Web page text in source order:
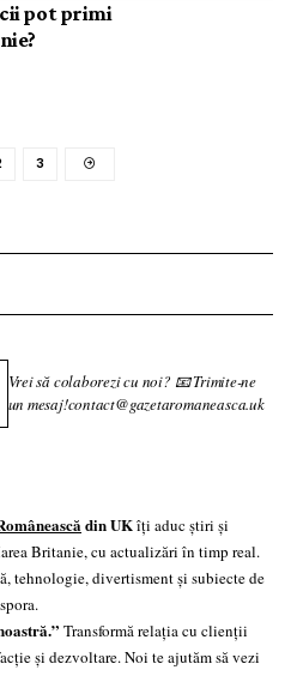
pot primi
3
Vrei să colaborezi cu noi? 📧 Trimite-ne
un mesaj!contact@gazetaromaneasca.uk
din UKîți aduc știri și
Britanie, cu actualizări în timp real.
tehnologie, divertisment și subiecte de
Transformă relația cu clienții
și dezvoltare. Noi te ajutăm să vezi